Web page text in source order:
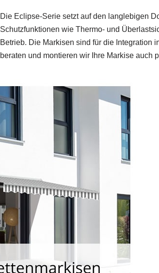
Die Eclipse‑Serie setzt auf den langlebigen
Schutzfunktionen wie Thermo‑ und
Betrieb. Die Markisen sind für die Integration
beraten und montieren wir Ihre Markise auch